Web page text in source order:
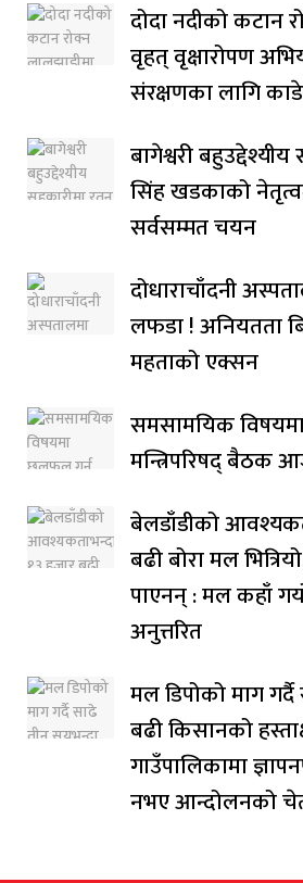
दोदा नदीको कटान
वृहत् वृक्षारोपण
संरक्षणका लागि
बागेश्वरी
सिंह खडकाको
सर्वसम्मत चयन
दोधाराचाँदनी
लफडा ! अनियतता
महताको एक्सन
समसामयिक
मन्त्रिपरिषद् बैठक
बेलडाँडीको
बढी बोरा मल
पाएनन् : मल कहाँ
अनुत्तरित
मल डिपोको माग
बढी किसानको
गाउँपालिकामा
नभए आन्दोलनको